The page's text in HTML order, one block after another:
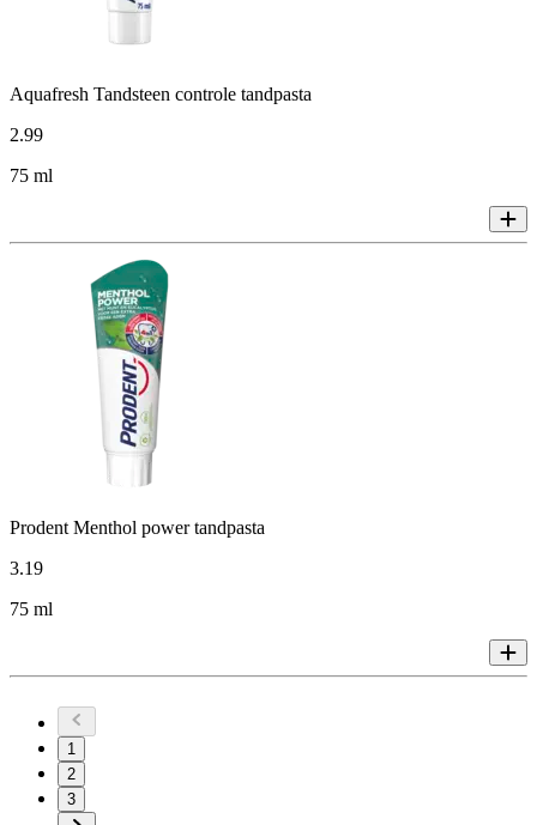
Aquafresh Tandsteen controle tandpasta
2.99
75 ml
Prodent Menthol power tandpasta
3.19
75 ml
1
2
3